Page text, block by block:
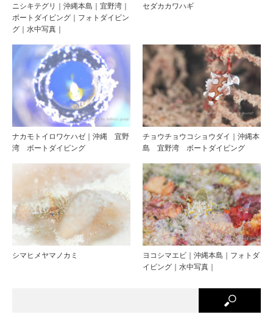
ニシキテグリ｜沖縄本島｜宜野湾｜
ボートダイビング｜フォトダイビン
グ｜水中写真｜
セダカカワハギ
ナカモトイロワケハゼ｜沖縄 宜野
湾 ボートダイビング
チョウチョウコショウダイ｜沖縄本
島 宜野湾 ボートダイビング
シマヒメヤマノカミ
ヨコシマエビ｜沖縄本島｜フォトダ
イビング｜水中写真｜